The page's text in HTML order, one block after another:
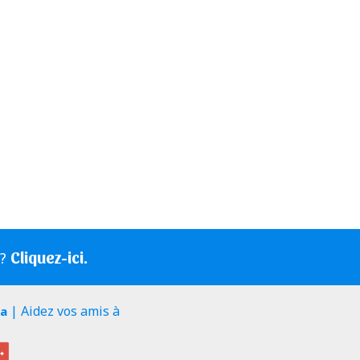
Cliquez-ici.
| Aidez vos amis à